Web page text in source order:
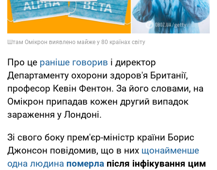
Про це раніше говорив і директор
Департаменту охорони здоров'я Британії,
професор Кевін Фентон. За його словами, на
Омікрон припадав кожен другий випадок
зараження у Лондоні.
Зі свого боку прем'єр-міністр країни Борис
Джонсон повідомив, що в них щонайменше
одна людина померла після інфікування цим